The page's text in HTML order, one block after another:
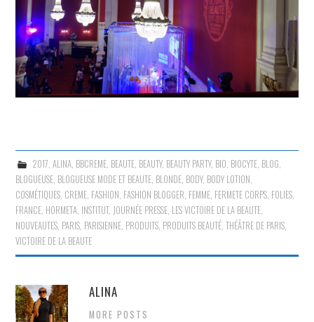
2017, ALINA, BBCREME, BEAUTE, BEAUTY, BEAUTY PARTY, BIO, BIOCYTE, BLOG,
BLOGUEUSE, BLOGUEUSE MODE ET BEAUTE, BLONDE, BODY, BODY LOTION,
COSMÉTIQUES, CREME, FASHION, FASHION BLOGGER, FEMME, FERMETE CORPS, FOLIES,
FRANCE, HORMETA, INSTITUT, JOURNÉE PRESSE, LES VICTOIRE DE LA BEAUTE,
NOUVEAUTES, PARIS, PARISIENNE, PRODUITS, PRODUITS BEAUTÉ,THÉÂTRE DE PARIS,
VICTOIRE DE LA BEAUTE
ALINA
MORE POSTS